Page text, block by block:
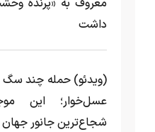
معروف به «پرنده
داشت
(ویدئو) حمله چند سگ
عسل‌خوار؛ این
شجاع‌ترین جانور